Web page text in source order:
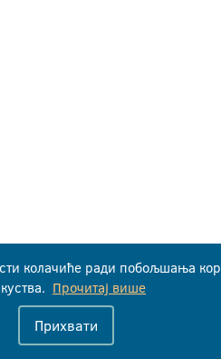
колачиће ради побољшања
Прочитај више
Прихвати